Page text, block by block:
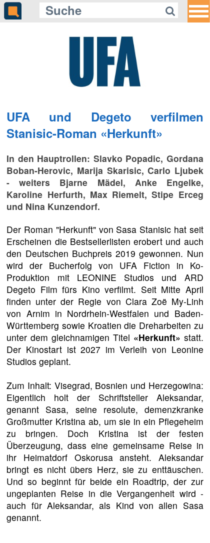
UFA und Degeto verfilmen
Stanisic-Roman «Herkunft»
In den Hauptrollen: Slavko Popadic, Gordana
Boban-Herovic, Marija Skarisic, Carlo Ljubek
- weiters Bjarne Mädel, Anke Engelke,
Karoline Herfurth, Max Riemelt, Stipe Erceg
und Nina Kunzendorf.
Der Roman "Herkunft" von Sasa Stanisic hat seit
Erscheinen die Bestsellerlisten erobert und auch
den Deutschen Buchpreis 2019 gewonnen. Nun
wird der Bucherfolg von UFA Fiction in Ko-
Produktion mit LEONINE Studios und ARD
Degeto Film fürs Kino verfilmt. Seit Mitte April
finden unter der Regie von Clara Zoë My-Linh
von Arnim in Nordrhein-Westfalen und Baden-
Württemberg sowie Kroatien die Dreharbeiten zu
unter dem gleichnamigen Titel «Herkunft» statt.
Der Kinostart ist 2027 im Verleih von Leonine
Studios geplant.
Zum Inhalt: Visegrad, Bosnien und Herzegowina:
Eigentlich holt der Schriftsteller Aleksandar,
genannt Sasa, seine resolute, demenzkranke
Großmutter Kristina ab, um sie in ein Pflegeheim
zu bringen. Doch Kristina ist der festen
Überzeugung, dass eine gemeinsame Reise in
ihr Heimatdorf Oskorusa ansteht. Aleksandar
bringt es nicht übers Herz, sie zu enttäuschen.
Und so beginnt für beide ein Roadtrip, der zur
ungeplanten Reise in die Vergangenheit wird -
auch für Aleksandar, als Kind von allen Sasa
genannt.